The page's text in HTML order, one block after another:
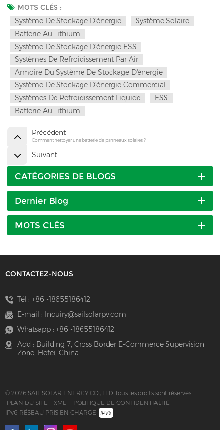
MOTS CLÉS :
Système De Stockage D'énergie
Système Solaire
Batterie Au Lithium
Système De Stockage D'énergie ESS
Systèmes De Refroidissement Par Air
Armoire Du Système De Stockage D'énergie
Système De Stockage D'énergie Commercial
Systèmes De Refroidissement Liquide
ESS
Batterie Au Lithium
Précédent
Comment nettoyer une batterie de panneaux solaires ?
Suivant
CATÉGORIES DE BLOGS
Dernier Blog
MOTS CLÉS
CONTACTEZ-NOUS
Tél : +86 -18655186412
E-mail :
Inquiry@sailsolarpv.com
Whatsapp : +86 -18655186412
Add : Building 7, Cross Border E-Commerce Supervision
Zone, Hefei, China
© 2026 SAIL SOLAR ENERGY CO., LTD Tous les droits sont réservés
PLAN DU SITE
XML
POLITIQUE DE CONFIDENTIALITÉ
IPv6 RÉSEAU PRIS EN CHARGE